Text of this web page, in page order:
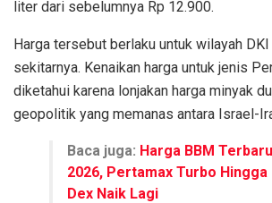
liter dari sebelumnya Rp 12.900.
Harga tersebut berlaku untuk wilayah
sekitarnya. Kenaikan harga untuk jenis
diketahui karena lonjakan harga minyak
geopolitik yang memanas antara Israel-
Baca juga: Harga BBM
2026, Pertamax Turbo
Dex Naik Lagi